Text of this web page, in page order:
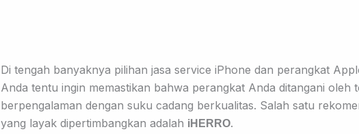
Di tengah banyaknya pilihan jasa service iPhone dan perangkat
Anda tentu ingin memastikan bahwa perangkat Anda ditangani oleh
berpengalaman dengan suku cadang berkualitas. Salah satu
yang layak dipertimbangkan adalah iHERRO.